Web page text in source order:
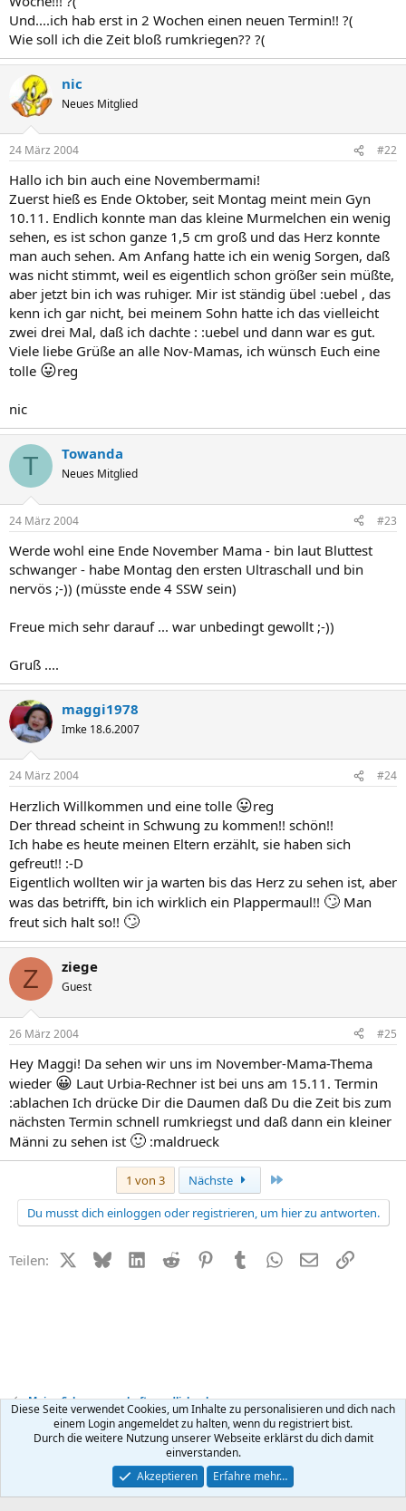
Und....ich hab erst in 2 Wochen einen neuen Termin!! ?(
Wie soll ich die Zeit bloß rumkriegen?? ?(
nic
Neues Mitglied
24 März 2004 #22
Hallo ich bin auch eine Novembermami!
Zuerst hieß es Ende Oktober, seit Montag meint mein Gyn
10.11. Endlich konnte man das kleine Murmelchen ein wenig
sehen, es ist schon ganze 1,5 cm groß und das Herz konnte
man auch sehen. Am Anfang hatte ich ein wenig Sorgen, daß
was nicht stimmt, weil es eigentlich schon größer sein müßte,
aber jetzt bin ich was ruhiger. Mir ist ständig übel :uebel , das
kenn ich gar nicht, bei meinem Sohn hatte ich das vielleicht
zwei drei Mal, daß ich dachte : :uebel und dann war es gut.
Viele liebe Grüße an alle Nov-Mamas, ich wünsch Euch eine
tolle 😛reg
nic
T Towanda
Neues Mitglied
24 März 2004 #23
Werde wohl eine Ende November Mama - bin laut Bluttest
schwanger - habe Montag den ersten Ultraschall und bin
nervös ;-)) (müsste ende 4 SSW sein)
Freue mich sehr darauf ... war unbedingt gewollt ;-))
Gruß ....
maggi1978
Imke 18.6.2007
24 März 2004 #24
Herzlich Willkommen und eine tolle 😛reg
Der thread scheint in Schwung zu kommen!! schön!!
Ich habe es heute meinen Eltern erzählt, sie haben sich
gefreut!! :-D
Eigentlich wollten wir ja warten bis das Herz zu sehen ist, aber
was das betrifft, bin ich wirklich ein Plappermaul!! 🙄 Man
freut sich halt so!! 🙄
Z ziege
Guest
26 März 2004 #25
Hey Maggi! Da sehen wir uns im November-Mama-Thema
wieder 😀 Laut Urbia-Rechner ist bei uns am 15.11. Termin
:ablachen Ich drücke Dir die Daumen daß Du die Zeit bis zum
nächsten Termin schnell rumkriegst und daß dann ein kleiner
Männi zu sehen ist 🙂 :maldrueck
1 von 3 Nächste
Du musst dich einloggen oder registrieren, um hier zu antworten.
Teilen: X (Twitter)
BlueskyLinkedIn
Reddit PinterestTumblr WhatsApp
E-MailLink
Meine Schwangerschaft - endlich schwanger
Kontakt Nutzungsbedingungen Datenschutz Hilfe
R
Community platform by XenForo ® © 2010-2026 XenForo Ltd.
Diese Seite verwendet Cookies, um Inhalte zu personalisieren und dich nach
einem Login angemeldet zu halten, wenn du registriert bist.
Durch die weitere Nutzung unserer Webseite erklärst du dich damit
einverstanden.
Akzeptieren
Erfahre mehr…